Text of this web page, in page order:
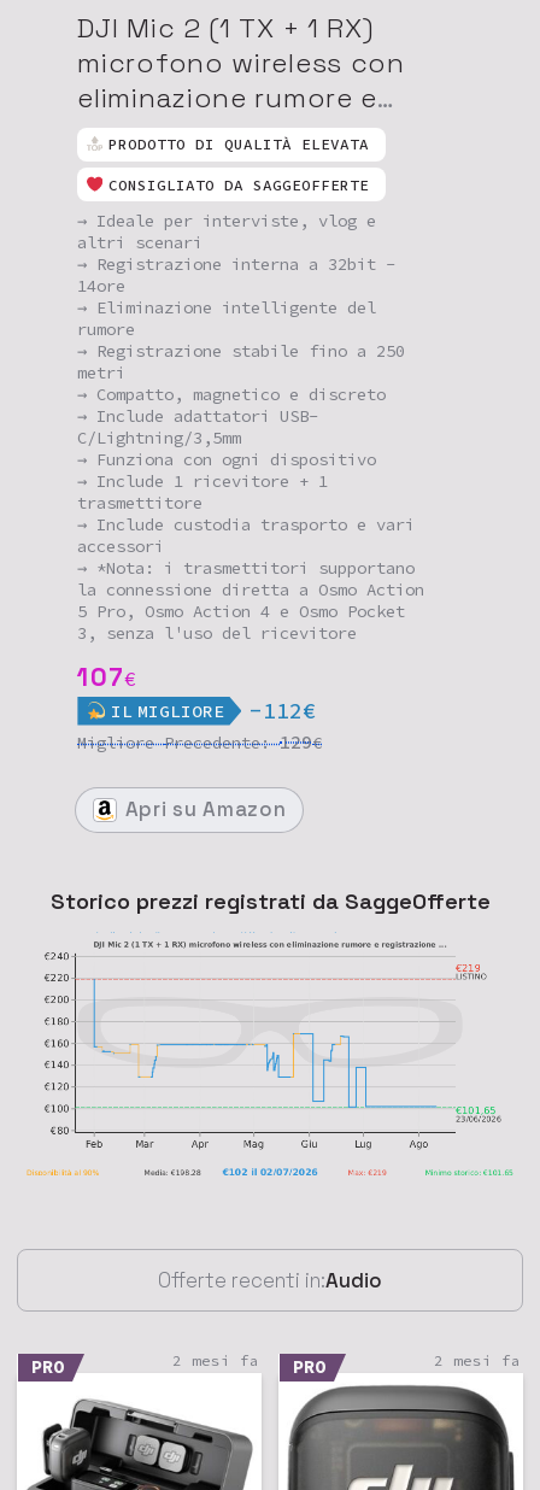
DJI Mic 2 (1 TX + 1 RX)
microfono wireless con
eliminazione rumore e
registrazione interna a 32 bit
PRODOTTO DI QUALITÀ ELEVATA
CONSIGLIATO DA SAGGEOFFERTE
→ Ideale per interviste, vlog e
altri scenari
→ Registrazione interna a 32bit -
14ore
→ Eliminazione intelligente del
rumore
→ Registrazione stabile fino a 250
metri
→ Compatto, magnetico e discreto
→ Include adattatori USB-
C/Lightning/3,5mm
→ Funziona con ogni dispositivo
→ Include 1 ricevitore + 1
trasmettitore
→ Include custodia trasporto e vari
accessori
→ *Nota: i trasmettitori supportano
la connessione diretta a Osmo Action
5 Pro, Osmo Action 4 e Osmo Pocket
3, senza l'uso del ricevitore
107€
IL MIGLIORE -112€
MigliorePrecedente:129€
Apri su Amazon
Storico prezzi registrati da SaggeOfferte
Offerte recenti in:Audio
PRO 2 mesi fa PRO 2 mesi fa